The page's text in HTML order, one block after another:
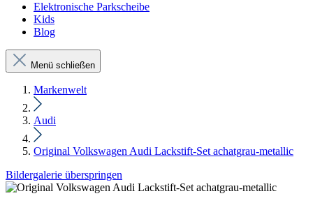
Elektronische Parkscheibe
Kids
Blog
Menü schließen
Markenwelt
Audi
Original Volkswagen Audi Lackstift-Set achatgrau-metallic
Bildergalerie überspringen